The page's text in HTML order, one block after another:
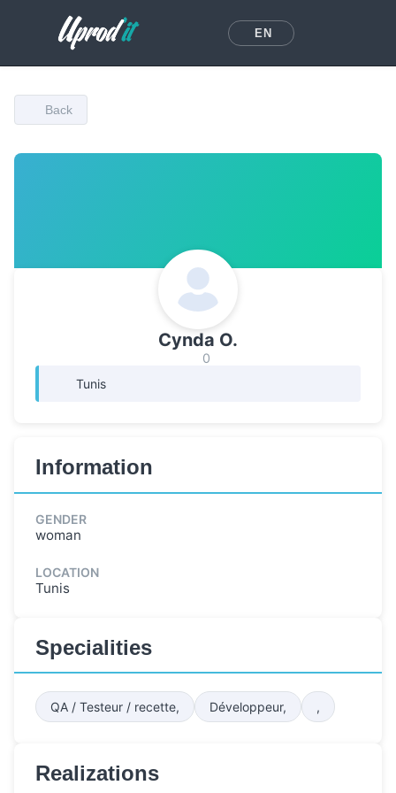
EN
Back
Cynda O.
0
Tunis
Information
GENDER
woman
LOCATION
Tunis
Specialities
QA / Testeur / recette, Développeur, ,
Realizations